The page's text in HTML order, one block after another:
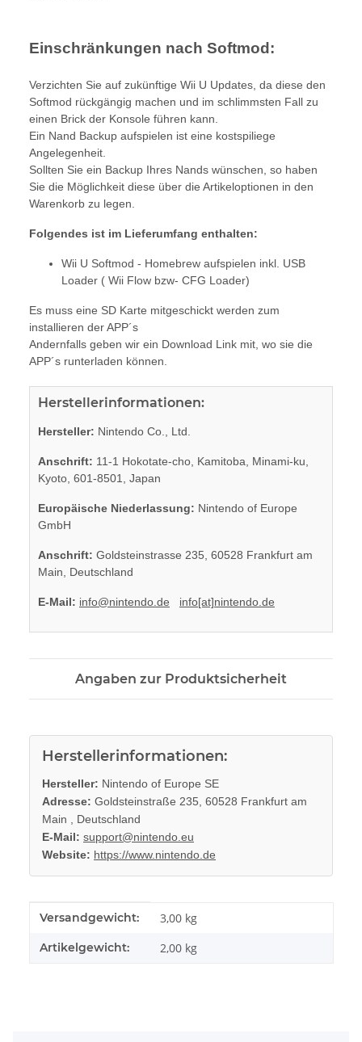
Einschränkungen nach Softmod:
Verzichten Sie auf zukünftige Wii U Updates, da diese den
Softmod rückgängig machen und im schlimmsten Fall zu
einen Brick der Konsole führen kann.
Ein Nand Backup aufspielen ist eine kostspiliege
Angelegenheit.
Sollten Sie ein Backup Ihres Nands wünschen, so haben
Sie die Möglichkeit diese über die Artikeloptionen in den
Warenkorb zu legen.
Folgendes ist im Lieferumfang enthalten:
Wii U Softmod - Homebrew aufspielen inkl. USB
Loader ( Wii Flow bzw- CFG Loader)
Es muss eine SD Karte mitgeschickt werden zum
installieren der APP´s
Andernfalls geben wir ein Download Link mit, wo sie die
APP´s runterladen können.
Herstellerinformationen:
Hersteller: Nintendo Co., Ltd.
Anschrift: 11-1 Hokotate-cho, Kamitoba, Minami-ku,
Kyoto, 601-8501, Japan
Europäische Niederlassung: Nintendo of Europe
GmbH
Anschrift: Goldsteinstrasse 235, 60528 Frankfurt am
Main, Deutschland
E-Mail: info@nintendo.de info[at]nintendo.de
Angaben zur Produktsicherheit
Herstellerinformationen:
Hersteller: Nintendo of Europe SE
Adresse: Goldsteinstraße 235, 60528 Frankfurt am
Main , Deutschland
E-Mail: support@nintendo.eu
Website: https://www.nintendo.de
Produkteigenschaft
Wert
Versandgewicht: 3,00 kg
Artikelgewicht: 2,00 kg